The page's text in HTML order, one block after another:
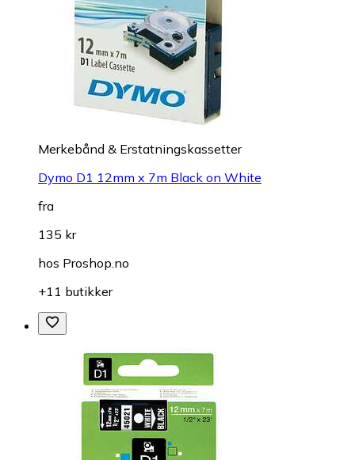
Merkebånd & Erstatningskassetter
Dymo D1 12mm x 7m Black on White
fra
135 kr
hos Proshop.no
+11 butikker